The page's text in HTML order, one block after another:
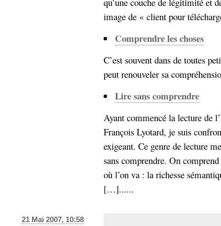
image de « client pour
Comprendre les choses
C’est souvent dans de toutes
peut renouveler sa
Lire sans comprendre
Ayant commencé la lecture de
François Lyotard, je suis
exigeant. Ce genre de lecture
sans comprendre. On
où l’on va : la richesse
[…]......
21 Mai 2007, 10:58